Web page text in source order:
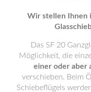
Wir stellen Ihnen
Das SF 20
Möglichkeit, die
einer oder aber
verschieben. Beim
Schiebeflügels